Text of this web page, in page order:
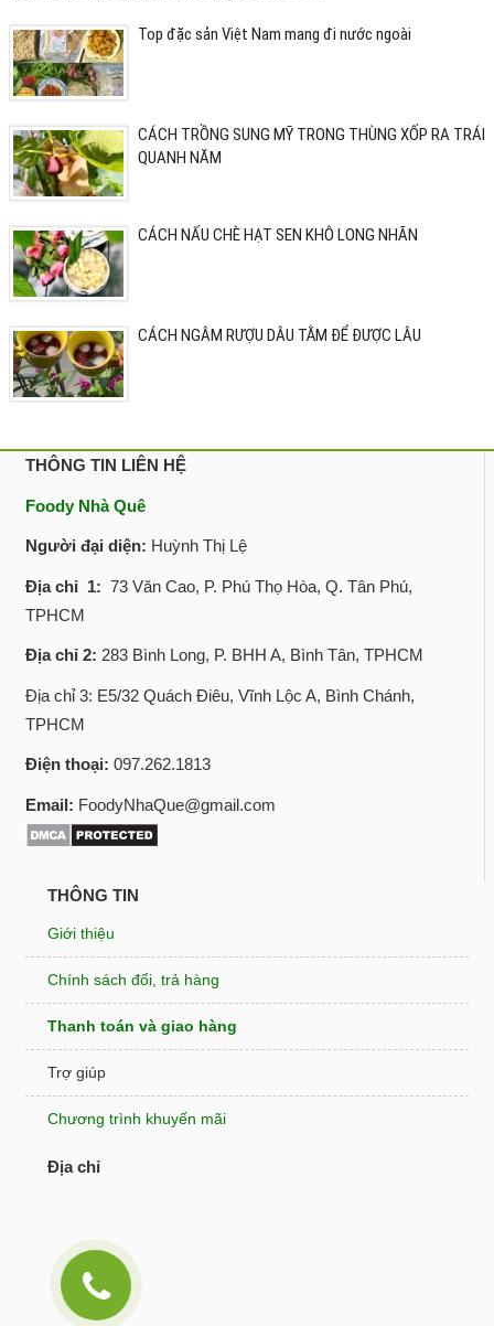
Top đặc sản Việt Nam mang đi nước ngoài
CÁCH TRỒNG SUNG MỸ TRONG THÙNG XỐP RA TRÁI
QUANH NĂM
CÁCH NẤU CHÈ HẠT SEN KHÔ LONG NHÃN
CÁCH NGÂM RƯỢU DÂU TẰM ĐỂ ĐƯỢC LÂU
THÔNG TIN LIÊN HỆ
Foody Nhà Quê
Người đại diện: Huỳnh Thị Lệ
Địa chỉ 1: 73 Văn Cao, P. Phú Thọ Hòa, Q. Tân Phú,
TPHCM
Địa chỉ 2: 283 Bình Long, P. BHH A, Bình Tân, TPHCM
Địa chỉ 3: E5/32 Quách Điêu, Vĩnh Lộc A, Bình Chánh,
TPHCM
Điện thoại: 097.262.1813
Email: FoodyNhaQue@gmail.com
THÔNG TIN
Giới thiệu
Chính sách đổi, trả hàng
Thanh toán và giao hàng
Trợ giúp
Chương trình khuyến mãi
Địa chỉ